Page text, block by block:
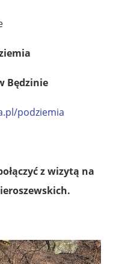
Będzinie
podziemia
z wizytą na